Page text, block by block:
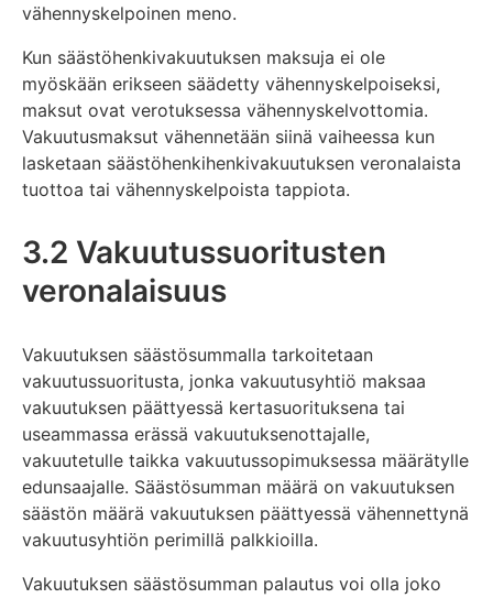
vähennyskelpoinen meno.
Kun säästöhenkivakuutuksen maksuja ei ole
myöskään erikseen säädetty vähennyskelpoiseksi,
maksut ovat verotuksessa vähennyskelvottomia.
Vakuutusmaksut vähennetään siinä vaiheessa kun
lasketaan säästöhenkihenkivakuutuksen veronalaista
tuottoa tai vähennyskelpoista tappiota.
3.2 Vakuutussuoritusten
veronalaisuus
Vakuutuksen säästösummalla tarkoitetaan
vakuutussuoritusta, jonka vakuutusyhtiö maksaa
vakuutuksen päättyessä kertasuorituksena tai
useammassa erässä vakuutuksenottajalle,
vakuutetulle taikka vakuutussopimuksessa määrätylle
edunsaajalle. Säästösumman määrä on vakuutuksen
säästön määrä vakuutuksen päättyessä vähennettynä
vakuutusyhtiön perimillä palkkioilla.
Vakuutuksen säästösumman palautus voi olla joko